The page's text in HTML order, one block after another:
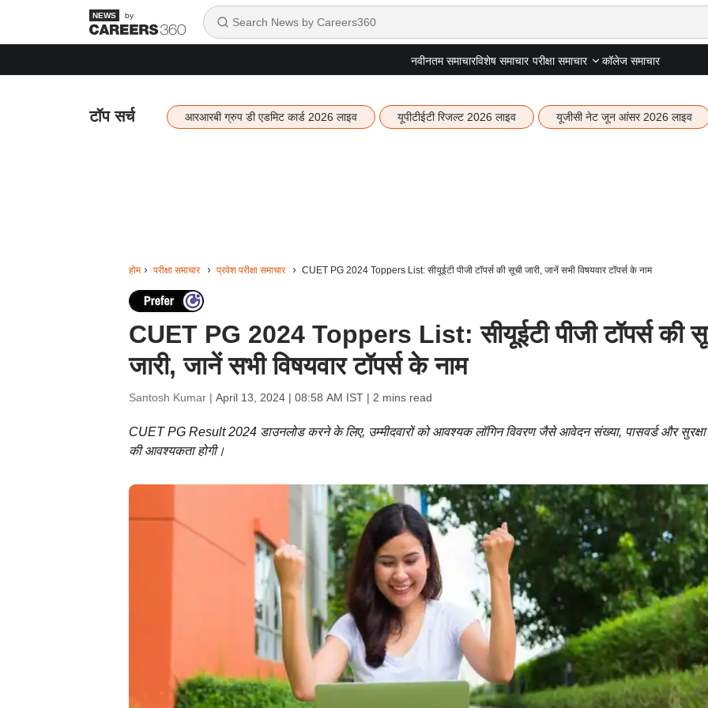
by
नवीनतम समाचारविशेष समाचार परीक्षा समाचार कॉलेज समाचार
टॉप सर्च आरआरबी ग्रुप डी एडमिट कार्ड 2026 लाइव यूपीटीईटी रिजल्ट 2026 लाइव यूजीसी नेट जून आंसर 2026 लाइव
होम परीक्षा समाचार प्रवेश परीक्षा समाचार CUET PG 2024 Toppers List: सीयूईटी पीजी टॉपर्स की सूची जारी, जानें सभी विषयवार टॉपर्स के नाम
CUET PG 2024 Toppers List: सीयूईटी पीजी टॉपर्स की
जारी, जानें सभी विषयवार टॉपर्स के नाम
Santosh Kumar | April 13, 2024 | 08:58 AM IST| 2 mins read
CUET PG Result 2024 डाउनलोड करने के लिए, उम्मीदवारों को आवश्यक लॉगिन विवरण जैसे आवेदन संख्या, पासवर्ड और सुरक्षा
की आवश्यकता होगी।